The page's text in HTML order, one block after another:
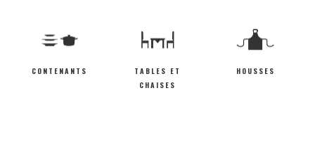
CONTENANTS
TABLES ET
CHAISES
HOUSSES